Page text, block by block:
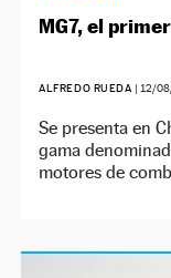
MG7, el
ALFREDO RUEDA | 12/
Se presenta en
gama
motores de